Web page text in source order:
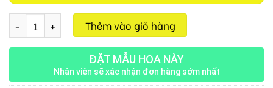
Giỏ Hồng Đỏ M375 số lượngThêm vào giỏ hàng
ĐẶT MẪU HOA NÀY
Nhân viên sẽ xác nhận đơn hàng sớm nhất